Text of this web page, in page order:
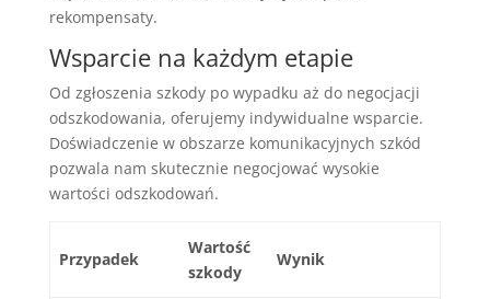
rekompensaty.
Wsparcie na każdym etapie
Od zgłoszenia szkody po wypadku aż do negocjacji
odszkodowania, oferujemy indywidualne wsparcie.
Doświadczenie w obszarze komunikacyjnych szkód
pozwala nam skutecznie negocjować wysokie
wartości odszkodowań.
Przypadek
Wartość
szkody
Wynik